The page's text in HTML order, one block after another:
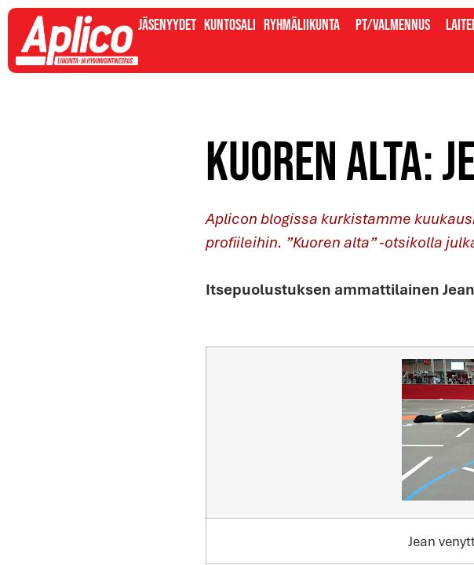
Jäsenyydet Kuntosali Ryhmäliikunta PT/valmennus
Kuoren alta:
Aplicon blogissa kurkistamme
profiileihin. ”Kuoren alta” -otsikolla
Itsepuolustuksen ammattilainen
Jean